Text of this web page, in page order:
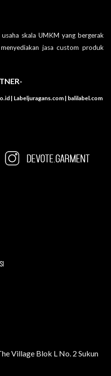
skala UMKM yang bergerak
jasa custom produk
| Labeljuragans.com | balilabel.com
Village Blok L No. 2 Sukun